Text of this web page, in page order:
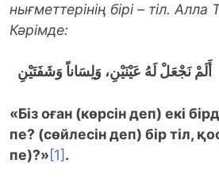
нығметтерінің бірі – тіл. Алла
Кәрімде:
أَلَمْ نَجْعَلْ لَهُ عَيْنَيْنِ، وَلِسَاناً وَشَفَتَيْنِ
«Біз оған (көрсін деп) екі
пе? (сөйлесін деп) бір тіл,
пе)?»[1].